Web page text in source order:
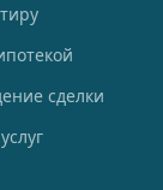
сделки